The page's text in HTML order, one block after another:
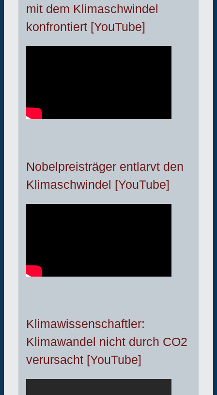
mit dem Klimaschwindel
konfrontiert [YouTube]
Nobelpreisträger entlarvt den
Klimaschwindel [YouTube]
Klimawissenschaftler:
Klimawandel nicht durch CO2
verursacht [YouTube]